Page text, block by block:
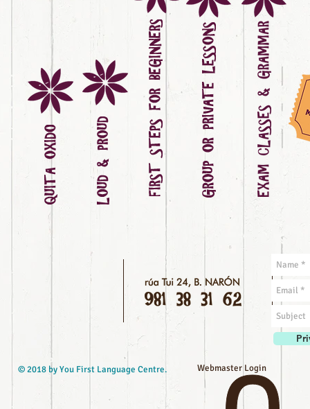
© 2018 by You First Language Centre. Webmaster Login